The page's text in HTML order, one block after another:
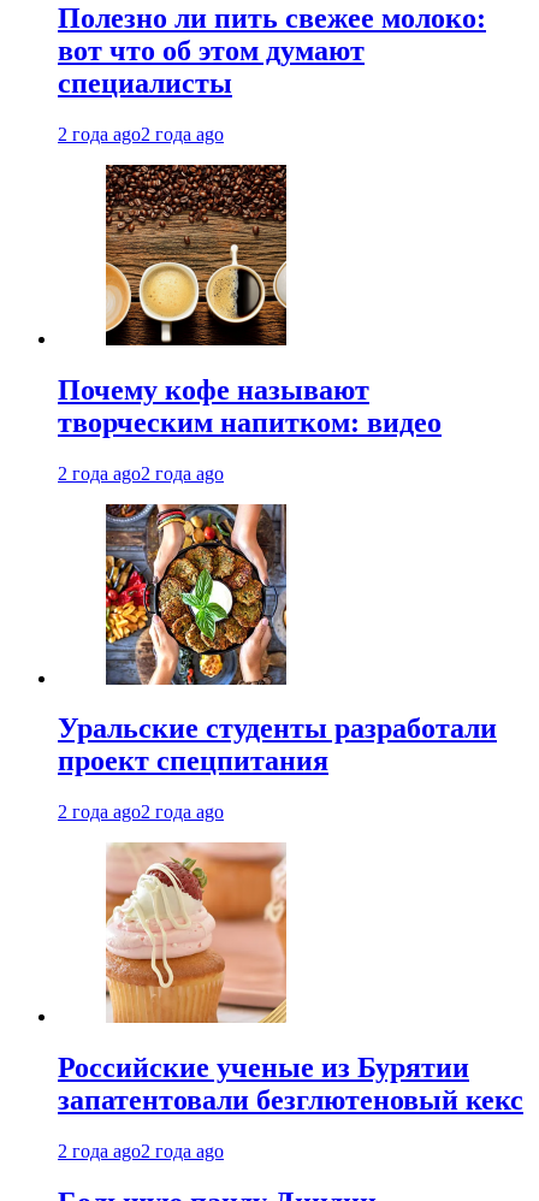
Полезно ли пить свежее молоко:
вот что об этом думают
специалисты
2 года ago2 года ago
Почему кофе называют
творческим напитком: видео
2 года ago2 года ago
Уральские студенты разработали
проект спецпитания
2 года ago2 года ago
Российские ученые из Бурятии
запатентовали безглютеновый кекс
2 года ago2 года ago